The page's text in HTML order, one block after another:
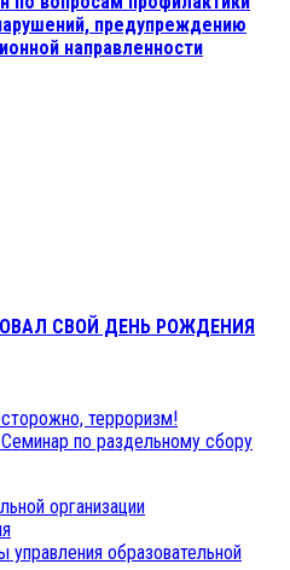
предупреждению
направленности
СВОЙ ДЕНЬ РОЖДЕНИЯ
терроризм!
Cеминар по раздельному сбору
организации
управления образовательной